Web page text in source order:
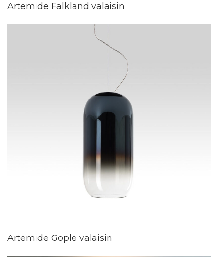
Artemide Falkland valaisin
Artemide Gople valaisin